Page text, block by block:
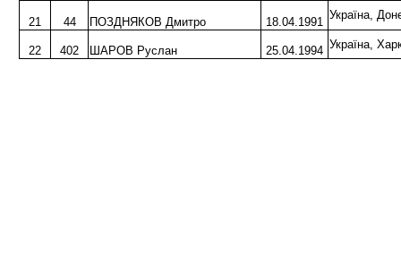
21 44 ПОЗДНЯКОВ Дмитро 18.04.1991
Україна,
22 402 ШАРОВ Руслан 25.04.1994 Україна,